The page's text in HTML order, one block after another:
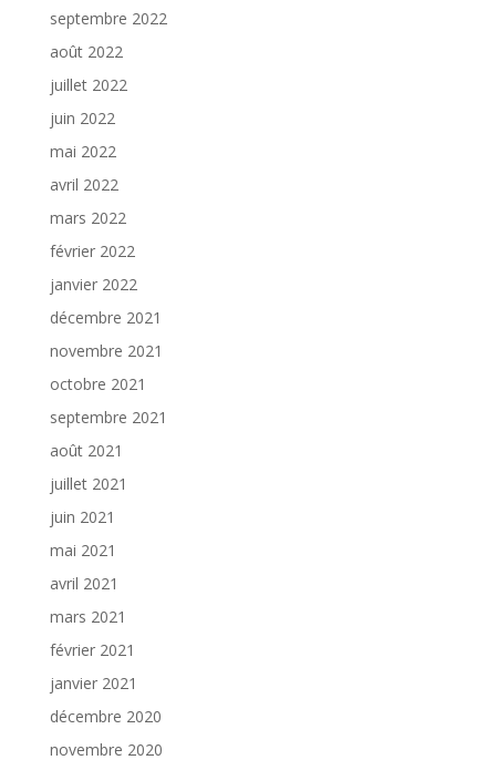
septembre 2022
août 2022
juillet 2022
juin 2022
mai 2022
avril 2022
mars 2022
février 2022
janvier 2022
décembre 2021
novembre 2021
octobre 2021
septembre 2021
août 2021
juillet 2021
juin 2021
mai 2021
avril 2021
mars 2021
février 2021
janvier 2021
décembre 2020
novembre 2020